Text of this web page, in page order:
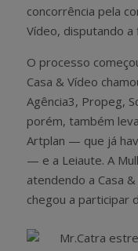
concorrência pela
Vídeo, disputando a
O processo
Casa & Vídeo
Agência3, Propeg,
porém, também
Artplan — que já
— e a Leiaute. A
atendendo a Casa
chegou a participar